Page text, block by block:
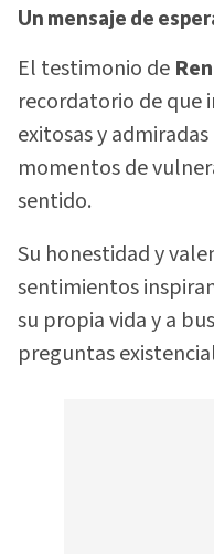
Un mensaje de
El testimonio de
recordatorio de que
exitosas y
momentos de
sentido.
Su honestidad y
sentimientos
su propia vida y a
preguntas